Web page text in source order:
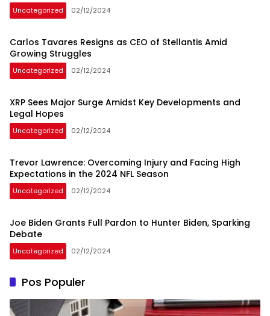
Uncategorized 02/12/2024
Carlos Tavares Resigns as CEO of Stellantis Amid
Growing Struggles
Uncategorized 02/12/2024
XRP Sees Major Surge Amidst Key Developments and
Legal Hopes
Uncategorized 02/12/2024
Trevor Lawrence: Overcoming Injury and Facing High
Expectations in the 2024 NFL Season
Uncategorized 02/12/2024
Joe Biden Grants Full Pardon to Hunter Biden, Sparking
Debate
Uncategorized 02/12/2024
Pos Populer